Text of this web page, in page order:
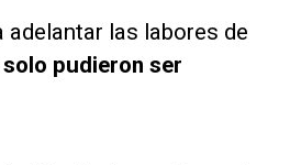
las labores de
pudieron ser